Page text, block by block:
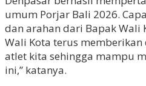
umum Porjar Bali 2026.
dan arahan dari Bapak Wali
Wali Kota terus
atlet kita sehingga mampu
ini,” katanya.